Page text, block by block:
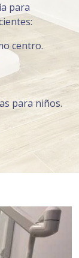
para
centro.
para niños.